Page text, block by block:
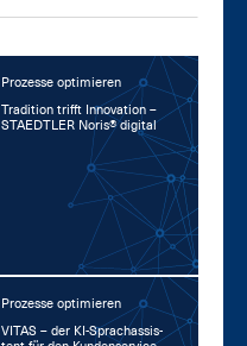
Prozesse optimieren
Tra­di­ti­on trifft In­no­va­ti­on –
STA­EDT­LER No­ris® di­gi­tal
Prozesse optimieren
VI­TAS – der KI-Sprachas­sis­